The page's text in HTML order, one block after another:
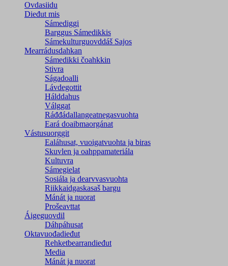
Ovdasiidu
Dieđut mis
Sámediggi
Barggus Sámedikkis
Sámekulturguovddáš Sajos
Mearrádusdahkan
Sámedikki čoahkkin
Stivra
Ságadoalli
Lávdegottit
Hálddahus
Válggat
Ráđđádallangeatnegas­vuohta
Eará doaibmaorgánat
Vástusuorggit
Ealáhusat, vuoigatvuohta ja biras
Skuvlen ja oahppamateriála
Kultuvra
Sámegielat
Sosiála ja dearvvasvuohta
Riikkaidgaskasaš bargu
Mánát ja nuorat
Prošeavttat
Áigeguovdil
Dáhpáhusat
Oktavuođadieđut
Rehketbearrandieđut
Media
Mánát ja nuorat